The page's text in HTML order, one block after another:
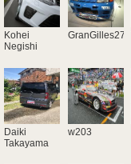
Kohei
Negishi
GranGilles27
Daiki
Takayama
w203